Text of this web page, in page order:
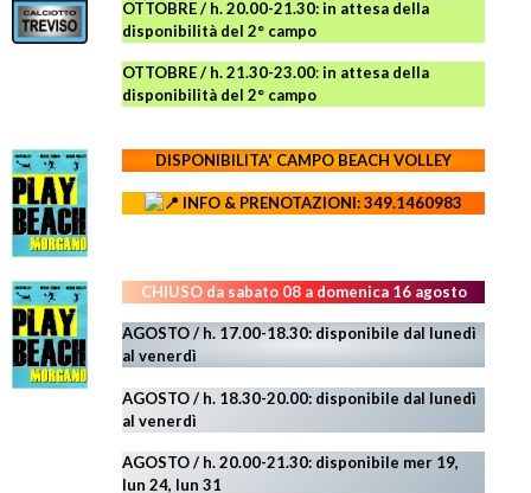
OTTOBRE / h. 20.00-21.30:in attesa della
disponibilità del 2° campo
OTTOBRE / h. 21.30-23.00:in attesa della
disponibilità del 2° campo
DISPONIBILITA' CAMPOBEACH VOLLEY
INFO & PRENOTAZIONI: 349.1460983
CHIUSO da sabato 08 a domenica 16 agosto
AGOSTO / h. 17.00-18.30: disponibile dal lunedì
al venerdì
AGOSTO/ h. 18.30-20.00: disponibile dal lunedì
al venerdì
AGOSTO / h. 20.00-21.30: disponibile mer 19,
lun 24, lun 31